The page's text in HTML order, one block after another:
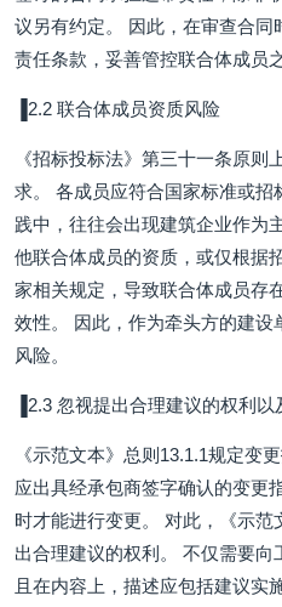
议另有约定。 因此，在审查合
责任条款，妥善管控联合体成员
▐2.2 联合体成员资质风险
《招标投标法》第三十一条原
求。 各成员应符合国家标准或
践中，往往会出现建筑企业作为
他联合体成员的资质，或仅根据
家相关规定，导致联合体成员存
效性。 因此，作为牵头方的建
风险。
▐2.3 忽视提出合理建议的权利
《示范文本》总则13.1.1规定变
应出具经承包商签字确认的变更
时才能进行变更。 对此，《示范
出合理建议的权利。 不仅需要
且在内容上，描述应包括建议实